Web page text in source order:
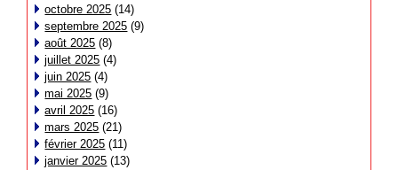
octobre 2025 (14)
septembre 2025 (9)
août 2025 (8)
juillet 2025 (4)
juin 2025 (4)
mai 2025 (9)
avril 2025 (16)
mars 2025 (21)
février 2025 (11)
janvier 2025 (13)